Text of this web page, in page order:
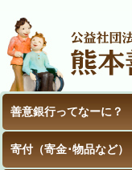
善意銀行ってなーに？
寄付（寄金･物品など）